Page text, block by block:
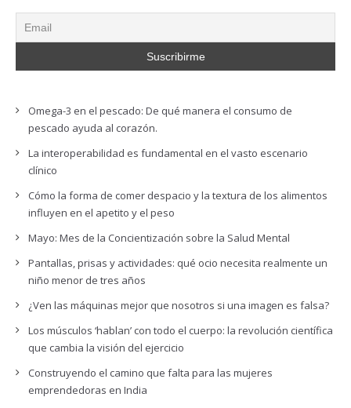
Omega-3 en el pescado: De qué manera el consumo de
pescado ayuda al corazón.
La interoperabilidad es fundamental en el vasto escenario
clínico
Cómo la forma de comer despacio y la textura de los alimentos
influyen en el apetito y el peso
Mayo: Mes de la Concientización sobre la Salud Mental
Pantallas, prisas y actividades: qué ocio necesita realmente un
niño menor de tres años
¿Ven las máquinas mejor que nosotros si una imagen es falsa?
Los músculos ‘hablan’ con todo el cuerpo: la revolución científica
que cambia la visión del ejercicio
Construyendo el camino que falta para las mujeres
emprendedoras en India